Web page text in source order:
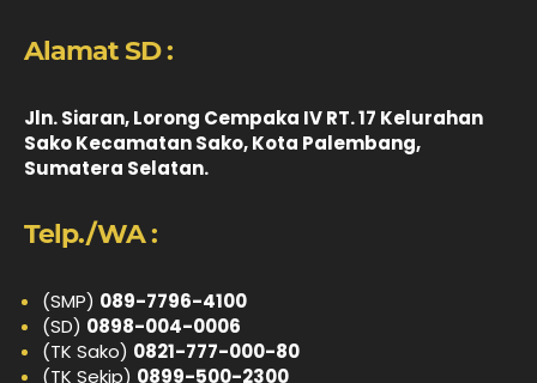
Alamat SD :
Jln. Siaran, Lorong Cempaka IV RT. 17 Kelurahan
Sako Kecamatan Sako, Kota Palembang,
Sumatera Selatan.
Telp./WA :
(SMP) 089-7796-4100
(SD) 0898-004-0006
(TK Sako) 0821-777-000-80
(TK Sekip) 0899-500-2300